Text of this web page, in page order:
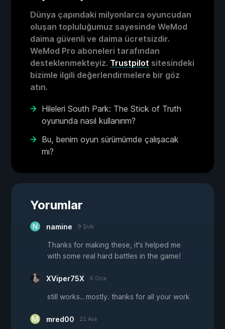
Dünya çapındaki milyonlarca oyuncudan
oluşan topluluğumuz sayesinde WeMod
daima güvenli ve daima ücretsizdir.
WeMod Pro aboneleri tarafından
desteklenmekteyiz. Trustpilot sitesindeki
bizimle ilgili değerlendirmelere bir göz
atın.
Hileleri South Park: The Stick of Truth
oyununda nasıl kullanırım?
Bu, benim oyun sürümümde çalışacak
mı?
Yorumlar
namine 9 Şub
Thanks for making these, it's helped me
with some real hard battles in the game!
XViper75X 6 Oca
still works.. mostly. thanks for all your work
mred00 22 Ara